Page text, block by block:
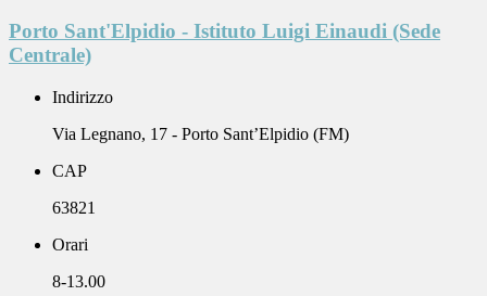
Porto Sant'Elpidio - Istituto Luigi Einaudi (Sede
Centrale)
Indirizzo
Via Legnano, 17 - Porto Sant’Elpidio (FM)
CAP
63821
Orari
8-13.00